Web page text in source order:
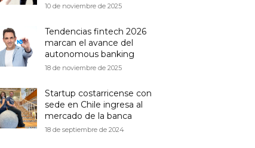
10 de noviembre de 2025
Tendencias fintech 2026
marcan el avance del
autonomous banking
18 de noviembre de 2025
Startup costarricense con
sede en Chile ingresa al
mercado de la banca
18 de septiembre de 2024